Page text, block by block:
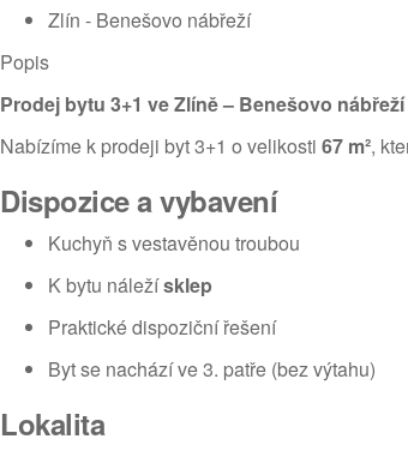
Zlín - Benešovo nábřeží
Popis
Prodej bytu 3+1 ve Zlíně – Benešovo nábřeží
Nabízíme k prodeji byt 3+1 o velikosti 67 m²,
Dispozice a vybavení
Kuchyň s vestavěnou troubou
K bytu náležísklep
Praktické dispoziční řešení
Byt se nachází ve 3. patře (bez výtahu)
Lokalita